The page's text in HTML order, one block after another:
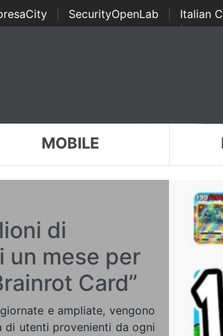
SecurityOpenLab Italian
Awards | ...
MOBILE
di
un mese per
Card”
e ampliate, vengono
di utenti provenienti da ogni